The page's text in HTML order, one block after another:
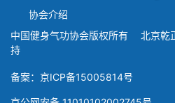
协会介绍
中国健身气功协会版权所有 北京乾
持
备案：京ICP备15005814号